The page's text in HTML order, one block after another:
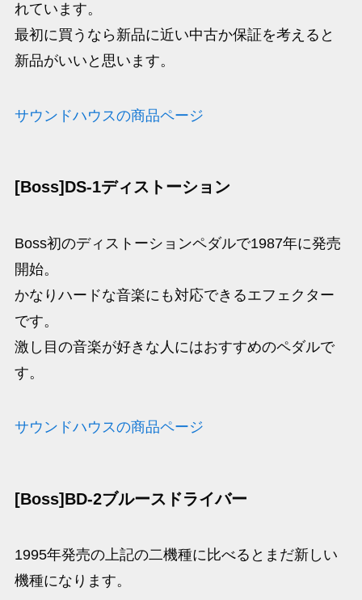
れています。
最初に買うなら新品に近い中古か保証を考えると
新品がいいと思います。
サウンドハウスの商品ページ
[Boss]DS-1ディストーション
Boss初のディストーションペダルで1987年に発売
開始。
かなりハードな音楽にも対応できるエフェクター
です。
激し目の音楽が好きな人にはおすすめのペダルで
す。
サウンドハウスの商品ページ
[Boss]BD-2ブルースドライバー
1995年発売の上記の二機種に比べるとまだ新しい
機種になります。